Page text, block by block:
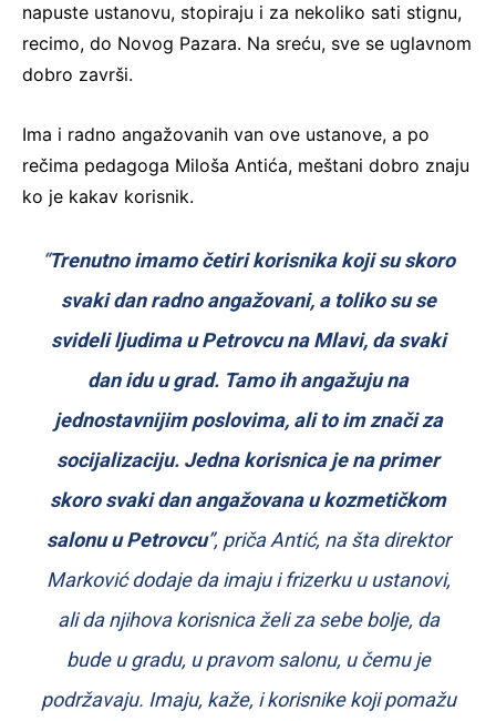
napuste ustanovu, stopiraju i za nekoliko sati stignu,
recimo, do Novog Pazara. Na sreću, sve se uglavnom
dobro završi.
Ima i radno angažovanih van ove ustanove, a po
rečima pedagoga Miloša Antića, meštani dobro znaju
ko je kakav korisnik.
“Trenutno imamo četiri korisnika koji su skoro
svaki dan radno angažovani, a toliko su se
svideli ljudima u Petrovcu na Mlavi, da svaki
dan idu u grad. Tamo ih angažuju na
jednostavnijim poslovima, ali to im znači za
socijalizaciju. Jedna korisnica je na primer
skoro svaki dan angažovana u kozmetičkom
salonu u Petrovcu”, priča Antić, na šta direktor
Marković dodaje da imaju i frizerku u ustanovi,
ali da njihova korisnica želi za sebe bolje, da
bude u gradu, u pravom salonu, u čemu je
podržavaju. Imaju, kaže, i korisnike koji pomažu